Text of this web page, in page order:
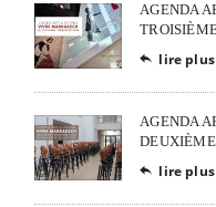
AGENDA
 lire plus
AGENDA
 lire plus